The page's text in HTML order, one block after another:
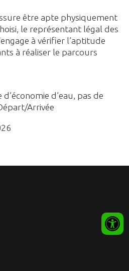
être apte physiquement
le représentant légal des
à vérifier l’aptitude
à réaliser le parcours
d’eau, pas de
Arrivée